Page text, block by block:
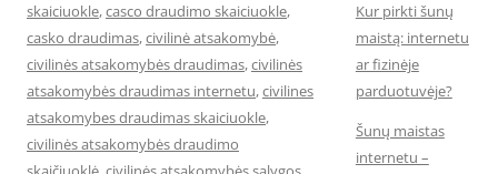
skaiciuokle,casco draudimo skaiciuokle,
casko draudimas,civilinė atsakomybė,
civilinės atsakomybės draudimas,civilinės
atsakomybės draudimas internetu,civilines
atsakomybes draudimas skaiciuokle,
civilinės atsakomybės draudimo
Kur pirkti šunų
maistą: internetu
ar fizinėje
parduotuvėje?
Šunų maistas
internetu –